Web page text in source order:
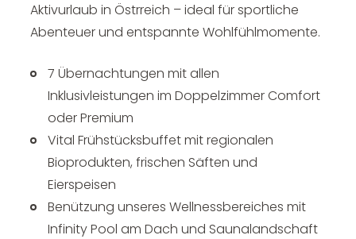
Aktivurlaub in Östrreich – ideal für sportliche
Abenteuer und entspannte Wohlfühlmomente.
7 Übernachtungen mit allen
Inklusivleistungen im Doppelzimmer Comfort
oder Premium
Vital Frühstücksbuffet mit regionalen
Bioprodukten, frischen Säften und
Eierspeisen
Benützung unseres Wellnessbereiches mit
Infinity Pool am Dach und Saunalandschaft